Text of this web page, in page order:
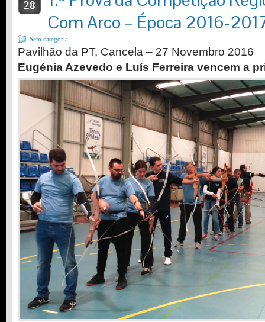
28
Com Arco – Época 2016-
Sem categoria
Pavilhão da PT, Cancela – 27 Novembro 2016
Eugénia Azevedo e Luís Ferreira vencem a